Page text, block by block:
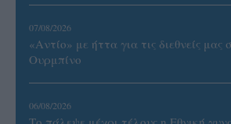
07/08/2026
«Αντίο» με ήττα για τις διεθνείς
Ουρμπίνο
06/08/2026